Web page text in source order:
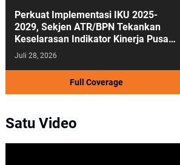
Perkuat Implementasi IKU 2025-
2029, Sekjen ATR/BPN Tekankan
Keselarasan Indikator Kinerja Pusat
dan Daerah
Juli 28, 2026
Full Coverage
Satu Video